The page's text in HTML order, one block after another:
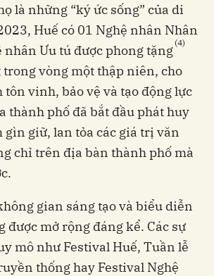
là những “ký ức sống” của di
Huế có 01 Nghệ nhân Nhân
nhân Ưu tú được phong tặng(4)
trong vòng một thập niên, cho
tôn vinh, bảo vệ và tạo động lực
thành phố đã bắt đầu phát huy
gìn giữ, lan tỏa các giá trị văn
chỉ trên địa bàn thành phố mà
gian sáng tạo và biểu diễn
được mở rộng đáng kể. Các sự
mô như Festival Huế, Tuần lễ
thống hay Festival Nghệ